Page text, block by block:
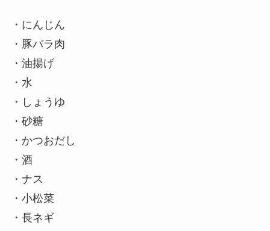
・にんじん
・豚バラ肉
・油揚げ
・水
・しょうゆ
・砂糖
・かつおだし
・酒
・ナス
・小松菜
・長ネギ